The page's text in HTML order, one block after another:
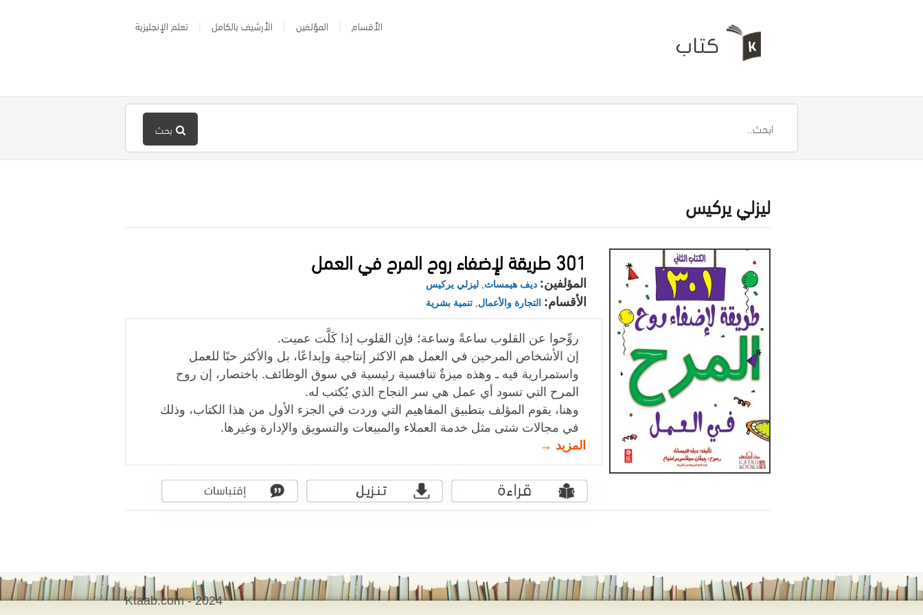
الأقسام المؤلفين الأرشيف بالكامل تعلم الإنجليزية
بحث
ليزلي يركيس
301 طريقة لإضفاء روح المرح في العمل
المؤلفين: ديف هيمساث ليزلي يركيس
الأقسام: التجارة والأعمال تنمية بشرية
روِّحوا عن القلوب ساعةً وساعة؛ فإن القلوب إذا كَلَّت عميت.
إن الأشخاص المرحين في العمل هم الاكثر إنتاجية وإبداعًا، بل والأكثر حبًا للعمل
واستمرارية فيه ـ وهذه ميزةٌ تنافسية رئيسية في سوق الوظائف. باختصار، إن روح
المرح التي تسود أي عمل هي سر النجاح الذي يُكتب له.
وهنا، يقوم المؤلف بتطبيق المفاهيم التي وردت في الجزء الأول من هذا الكتاب، وذلك
في مجالات شتى مثل خدمة العملاء والمبيعات والتسويق والإدارة وغيرها.
المزيد →
Ktaab.com - 2024